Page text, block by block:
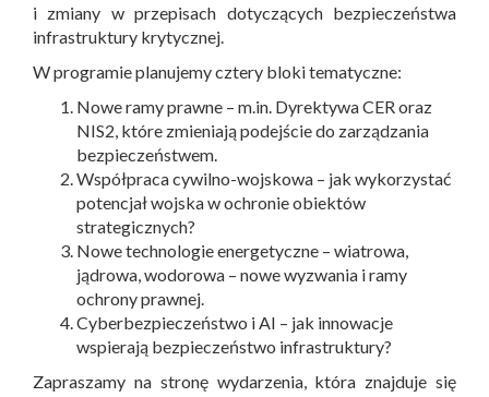
i zmiany w przepisach dotyczących bezpieczeństwa
infrastruktury krytycznej.
W programie planujemy cztery bloki tematyczne:
Nowe ramy prawne – m.in. Dyrektywa CER oraz
NIS2, które zmieniają podejście do zarządzania
bezpieczeństwem.
Współpraca cywilno-wojskowa – jak wykorzystać
potencjał wojska w ochronie obiektów
strategicznych?
Nowe technologie energetyczne – wiatrowa,
jądrowa, wodorowa – nowe wyzwania i ramy
ochrony prawnej.
Cyberbezpieczeństwo i AI – jak innowacje
wspierają bezpieczeństwo infrastruktury?
Zapraszamy na stronę wydarzenia, która znajduje się